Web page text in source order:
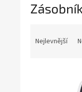
Nejlevnější